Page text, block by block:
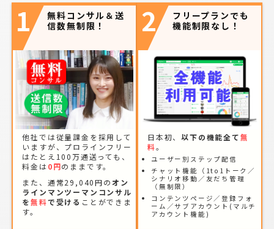
1
無料コンサル＆送
信数無制限！
他社では従量課金を採用して
いますが、プロラインフリー
はたとえ100万通送っても、
料金は 0円のままです。
また、通常29,040円のオン
ラインマンツーマンコンサル
を無料で受ける ことができま
す。
2
フリープランでも
機能制限なし！
日本初、以下の機能全て無
料。
ユーザー別ステップ配信
チャット機能（1to1トーク／
シナリオ移動／友だち管理
（無制限）
コンテンツページ／登録フォ
ーム／サブアカウント(マルチ
アカウント機能)